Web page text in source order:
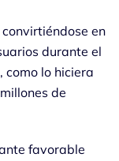
en
durante el
como lo hiciera
de
favorable